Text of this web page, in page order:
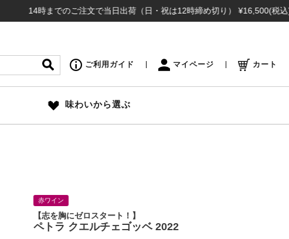
14時までのご注文で当日出荷（日・祝は12時締め切り） ¥16,500(税込)以上の
ご利用ガイド マイページ カート
味わいから選ぶ
赤ワイン
【志を胸にゼロスタート！】
ペトラ クエルチェゴッベ 2022